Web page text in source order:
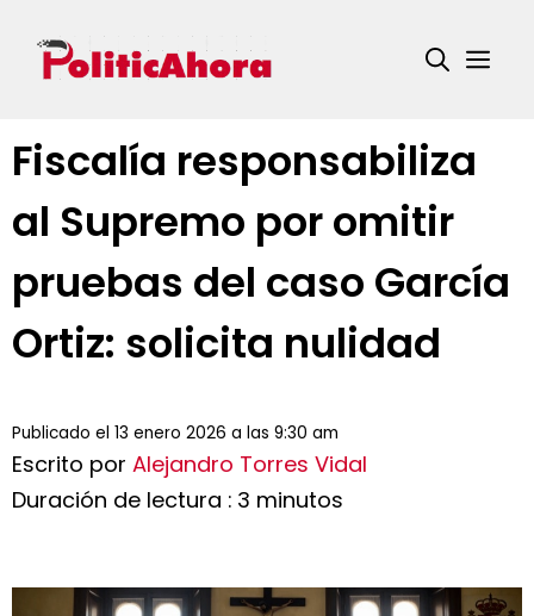
contenido
Fiscalía responsabiliza
al Supremo por omitir
pruebas del caso García
Ortiz: solicita nulidad
Publicado el 13 enero 2026 a las 9:30 am
Escrito por Alejandro Torres Vidal
Duración de lectura : 3 minutos